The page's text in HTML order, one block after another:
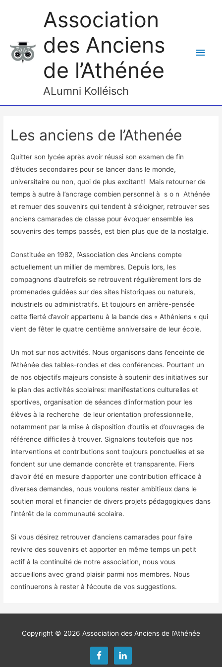
Association
des Anciens
de l’Athénée
ALumni Kolléisch
Les anciens de l’Athenée
Quitter son lycée après avoir réussi son examen de fin
d’études secondaires pour se lancer dans le monde,
universitaire ou non, quoi de plus excitant! Mais retourner de
temps à autre à l’ancrage combien personnel à s o n Athénée
et remuer des souvenirs qui tendent à s’éloigner, retrouver ses
anciens camarades de classe pour évoquer ensemble les
souvenirs des temps passés, est bien plus que de la nostalgie.
Constituée en 1982, l’Association des Anciens compte
actuellement un millier de membres. Depuis lors, les
compagnons d’autrefois se retrouvent régulièrement lors de
promenades guidées sur des sites historiques ou naturels,
industriels ou administratifs. Et toujours en arrière-pensée
cette fierté d’avoir appartenu à la bande des « Athéniens » qui
vient de fêter le quatre centième anniversaire de leur école.
Un mot sur nos activités. Nous organisons dans l’enceinte de
l’Athénée des tables-rondes et des conférences. Pourtant un
de nos objectifs majeurs consiste à soutenir des initiatives sur
le plan des activités scolaires: manifestations culturelles et
sportives, organisation de séances d’information pour les
élèves à la recherche de leur orientation professionnelle,
notamment par la mise à disposition d’outils et d’ouvrages de
référence difficiles à trouver. Signalons toutefois que nos
interventions et contributions sont toujours ponctuelles et se
fondent sur une demande concrète et transparente. Fiers
d’avoir été en mesure d’apporter une contribution efficace à
diverses demandes, nous voulons rester ambitieux dans le
soutien moral et financier de divers projets pédagogiques dans
l’intérêt de la communauté scolaire.
Si vous désirez retrouver d’anciens camarades pour faire
revivre des souvenirs et apporter en même temps un petit
actif à la continuité de notre association, nous vous
accueillons avec grand plaisir parmi nos membres. Nous
continuerons à rester à l’écoute de vos suggestions.
Copyright © 2026 Association des Anciens de l’Athénée